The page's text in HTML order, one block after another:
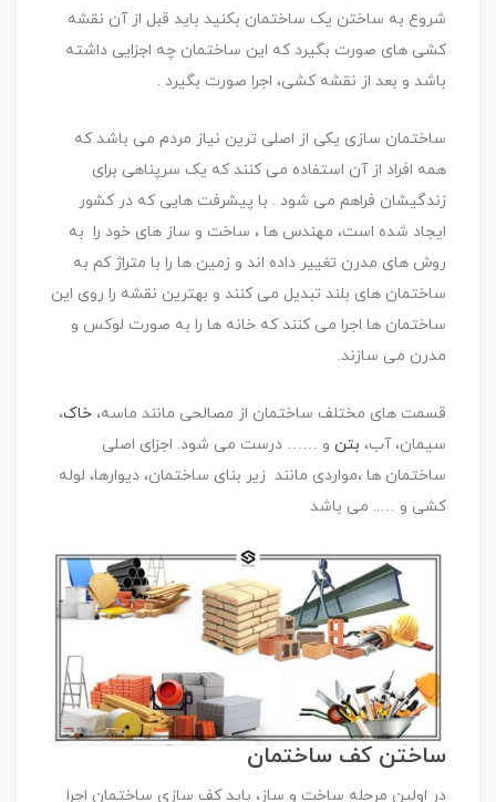
شروع به ساختن یک ساختمان بکنید باید قبل از آن نقشه
کشی های صورت بگیرد که این ساختمان چه اجزایی داشته
باشد و بعد از نقشه کشی، اجرا صورت بگیرد .
ساختمان سازی یکی از اصلی ترین نیاز مردم می باشد که
همه افراد از آن استفاده می کنند که یک سرپناهی برای
زندگیشان فراهم می شود . با پیشرفت هایی که در کشور
ایجاد شده است، مهندس ها ، ساخت و ساز های خود را به
روش های مدرن تغییر داده اند و زمین ها را با متراژ کم به
ساختمان های بلند تبدیل می کنند و بهترین نقشه را روی این
ساختمان ها اجرا می کنند که خانه ها را به صورت لوکس و
مدرن می سازند.
قسمت های مختلف ساختمان از مصالحی مانند ماسه، خاک،
سیمان، آب، بتن و …… درست می شود. اجزای اصلی
ساختمان ها ،مواردی مانند زیر بنای ساختمان، دیوارها، لوله
کشی و ….. می باشد
ساختن کف ساختمان
در اولین مرحله ساخت و ساز، باید کف سازی ساختمان اجرا